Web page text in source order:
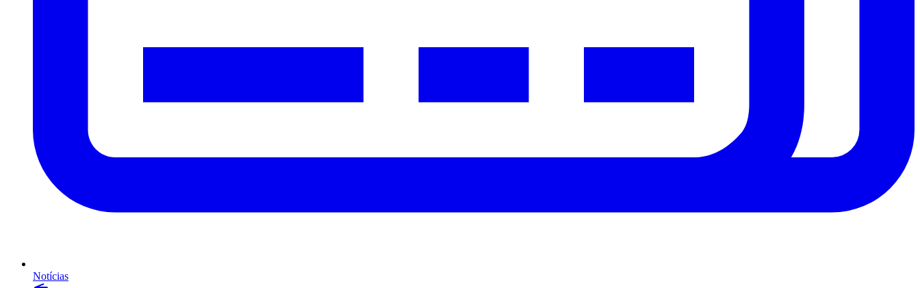
Notícias